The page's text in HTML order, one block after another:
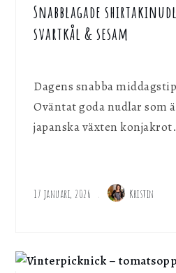
Snabblagade
svartkål & sesam
Dagens snabba
Oväntat goda nudlar som
japanska växten
17 januari, 2026 Kristin